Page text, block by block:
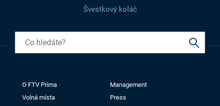
Švestkový koláč
O FTV Prima
Management
Volná místa
Press